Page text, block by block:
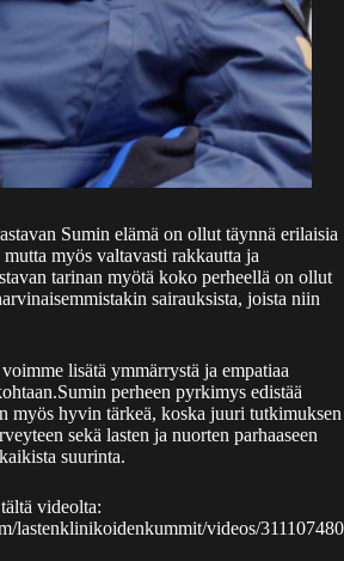
Sumin elämä on ollut täynnä erilaisia
myös valtavasti rakkautta ja
tarinan myötä koko perheellä on ollut
sairauksista, joista niin
lisätä ymmärrystä ja empatiaa
perheen pyrkimys edistää
myös hyvin tärkeä, koska juuri tutkimuksen
sekä lasten ja nuorten parhaaseen
suurinta.
videolta:
lastenklinikoidenkummit/videos/311107480